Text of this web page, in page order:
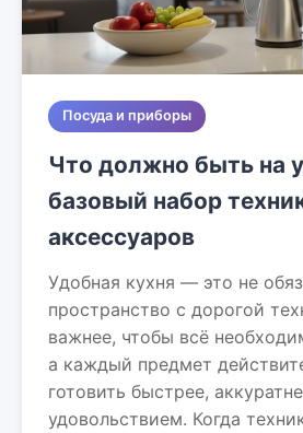
Посуда и приборы
Что должно быть на
базовый набор
аксессуаров
Удобная кухня — это не
пространство с дорогой
важнее, чтобы всё
а каждый предмет
готовить быстрее,
удовольствием. Когда